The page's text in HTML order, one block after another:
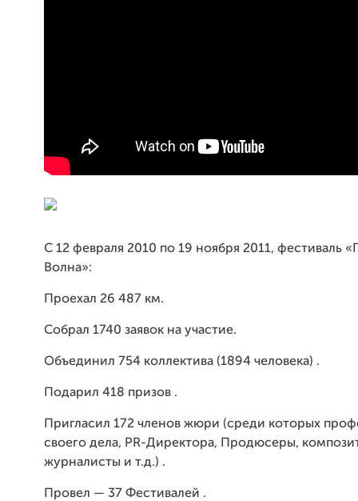
С 12 февраля 2010 по 19 ноября 2011, фестиваль
Волна»:
Проехал 26 487 км.
Собрал 1740 заявок на участие.
Объединил 754 коллектива (1894 человека) .
Подарил 418 призов .
Пригласил 172 членов жюри (среди которых
своего дела, PR-Директора, Продюсеры,
журналисты и т.д.) .
Провел — 37 Фестивалей .